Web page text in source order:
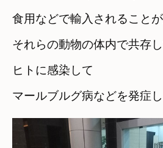
食用などで輸入されることが
それらの動物の体内で共存
ヒトに感染して
マールブルグ病などを発症